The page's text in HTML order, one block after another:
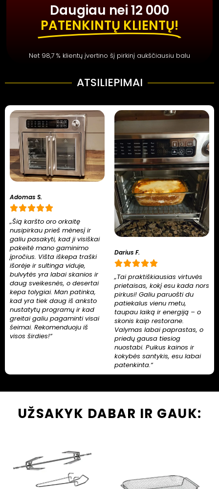
Daugiau nei 12 000
PATENKINTŲ KLIENTŲ!
Net 98,7 % klientų įvertino šį pirkinį aukščiausiu balu
ATSILIEPIMAI
Adomas S.
„Šią karšto oro orkaitę
nusipirkau prieš mėnesį ir
galiu pasakyti, kad ji visiškai
pakeitė mano gaminimo
įpročius. Višta iškepa traški
išorėje ir sultinga viduje,
bulvytės yra labai skanios ir
daug sveikesnės, o desertai
kepa tolygiai. Man patinka,
kad yra tiek daug iš anksto
nustatytų programų ir kad
greitai galiu pagaminti visai
šeimai. Rekomenduoju iš
visos širdies!“
Darius F.
„Tai praktiškiausias virtuvės
prietaisas, kokį esu kada nors
pirkusi! Galiu paruošti du
patiekalus vienu metu,
taupau laiką ir energiją – o
skonis kaip restorane.
Valymas labai paprastas, o
priedų gausa tiesiog
nuostabi. Puikus kainos ir
kokybės santykis, esu labai
patenkinta.“
UŽSAKYK DABAR IR GAUK: